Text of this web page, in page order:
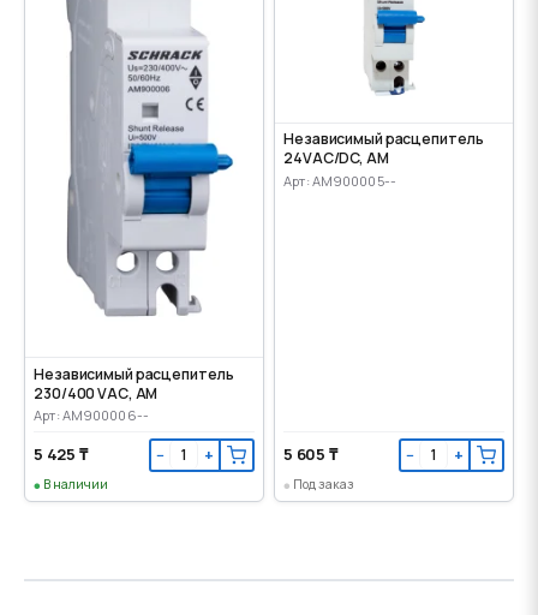
Независимый расцепитель
230/400 VАС, AM
Арт: AM900006--
5 425 ₸ − +
В наличии
Независимый расцепитель
24VАС/DC, AM
Арт: AM900005--
5 605 ₸ − +
Под заказ